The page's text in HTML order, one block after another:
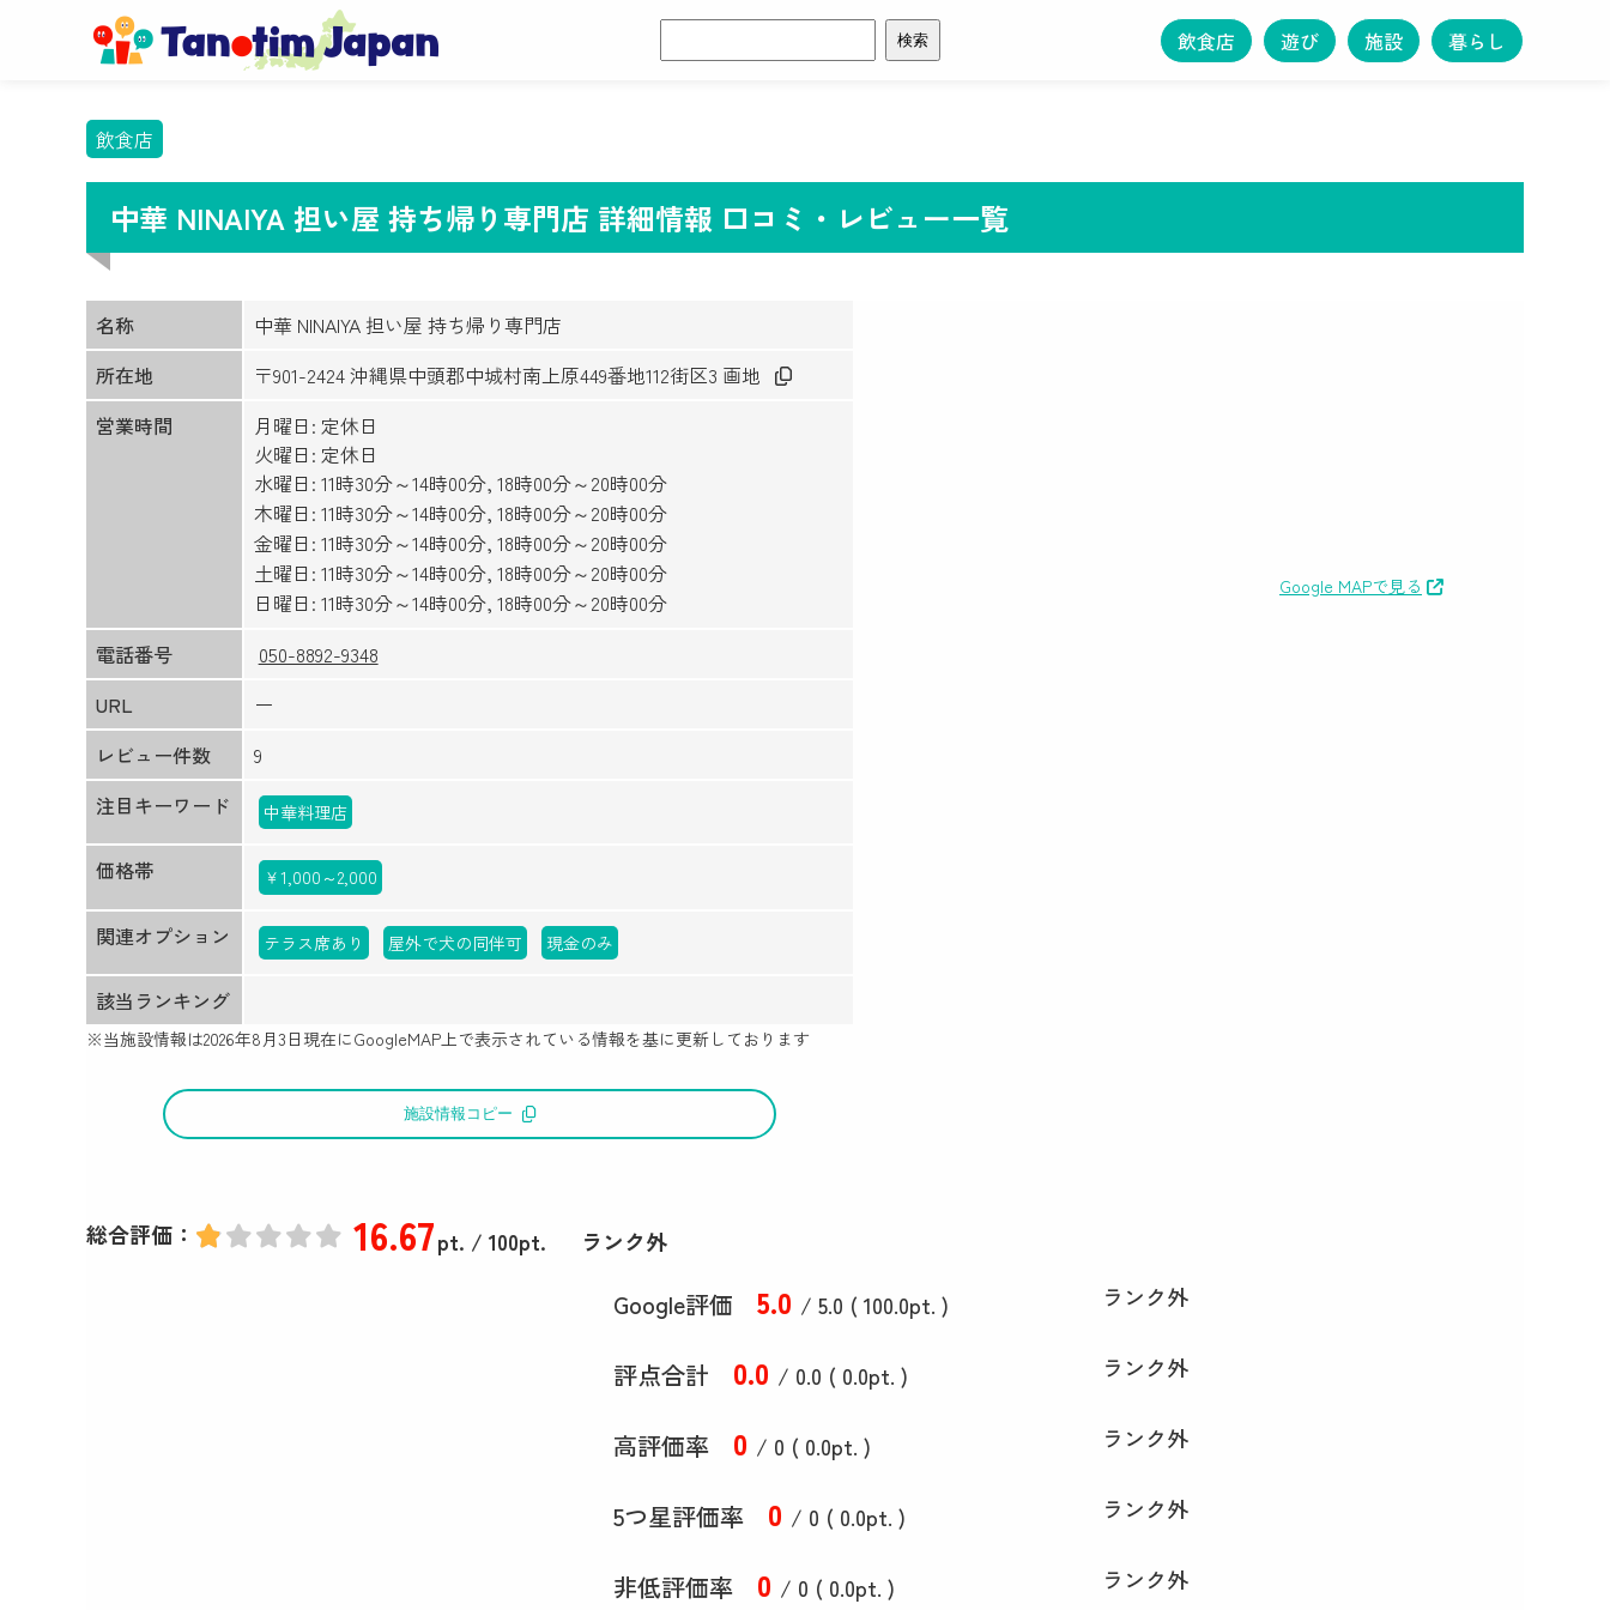
索:
飲食店 遊び 施設 暮らし
飲食店
中華 NINAIYA 担い屋 持ち帰り専門店 詳細情報 口コミ・レビュー一覧
名称
中華 NINAIYA 担い屋 持ち帰り専門店
所在地
〒901-2424 沖縄県中頭郡中城村南上原449番地112街区3 画地
営業時間
月曜日: 定休日
火曜日: 定休日
水曜日: 11時30分～14時00分, 18時00分～20時00分
木曜日: 11時30分～14時00分, 18時00分～20時00分
金曜日: 11時30分～14時00分, 18時00分～20時00分
土曜日: 11時30分～14時00分, 18時00分～20時00分
日曜日: 11時30分～14時00分, 18時00分～20時00分
電話番号
050-8892-9348
URL
ー
レビュー件数
9
注目キーワード
中華料理店
価格帯 ￥1,000～2,000
関連オプション テラス席あり 屋外で犬の同伴可 現金のみ
該当ランキング
※当施設情報は2026年8月3日現在にGoogleMAP上で表示されている情報を基に更新しております
施設情報コピー
Google MAPで見る
総合評価： 16.67pt. / 100pt. ランク外
Google評価 5.0 / 5.0 ( 100.0pt. ) ランク外
評点合計 0.0 / 0.0 ( 0.0pt. ) ランク外
高評価率 0 / 0 ( 0.0pt. ) ランク外
5つ星評価率 0 / 0 ( 0.0pt. ) ランク外
非低評価率 0 / 0 ( 0.0pt. ) ランク外